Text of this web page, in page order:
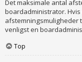
Det maksimale antal
boardadministrator.
afstemningsmuligheder
venligst en
Top